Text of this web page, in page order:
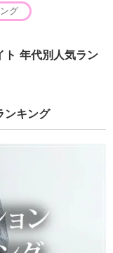
グ
ト 年代別人気ラン
ンキング